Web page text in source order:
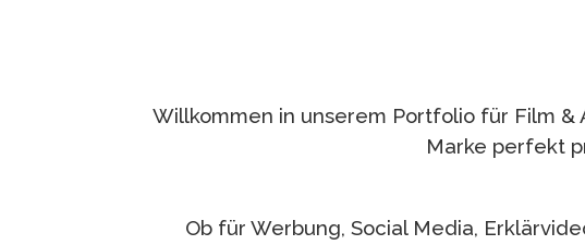
Willkommen in unserem Portfolio für Film
Marke perfekt
Ob für Werbung, Social Media,